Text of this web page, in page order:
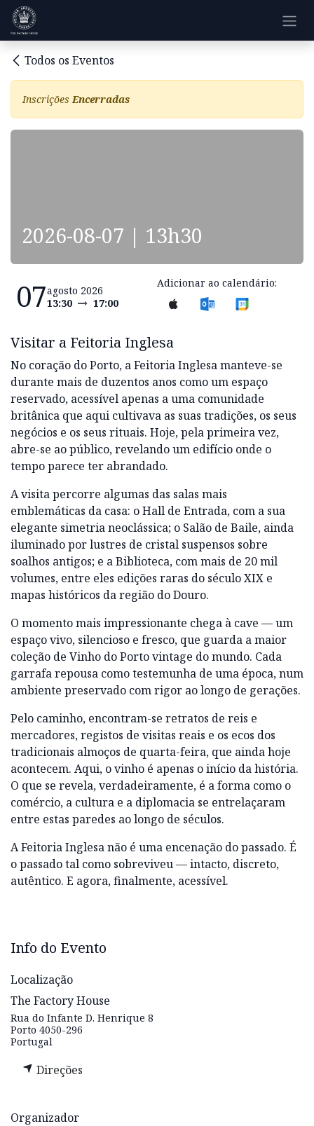
Pular para o conteúdo
Todos os Eventos
Inscrições Encerradas
2026-08-07 | 13h30
07agosto 2026
13:30
17:00
Adicionar ao calendário:
Visitar a Feitoria Inglesa
No coração do Porto, a Feitoria Inglesa manteve-se
durante mais de duzentos anos como um espaço
reservado, acessível apenas a uma comunidade
britânica que aqui cultivava as suas tradições, os seus
negócios e os seus rituais. Hoje, pela primeira vez,
abre-se ao público, revelando um edifício onde o
tempo parece ter abrandado.
A visita percorre algumas das salas mais
emblemáticas da casa: o Hall de Entrada, com a sua
elegante simetria neoclássica; o Salão de Baile, ainda
iluminado por lustres de cristal suspensos sobre
soalhos antigos; e a Biblioteca, com mais de 20 mil
volumes, entre eles edições raras do século XIX e
mapas históricos da região do Douro.
O momento mais impressionante chega à cave — um
espaço vivo, silencioso e fresco, que guarda a maior
coleção de Vinho do Porto vintage do mundo. Cada
garrafa repousa como testemunha de uma época, num
ambiente preservado com rigor ao longo de gerações.
Pelo caminho, encontram-se retratos de reis e
mercadores, registos de visitas reais e os ecos dos
tradicionais almoços de quarta-feira, que ainda hoje
acontecem. Aqui, o vinho é apenas o início da história.
O que se revela, verdadeiramente, é a forma como o
comércio, a cultura e a diplomacia se entrelaçaram
entre estas paredes ao longo de séculos.
A Feitoria Inglesa não é uma encenação do passado. É
o passado tal como sobreviveu — intacto, discreto,
autêntico. E agora, finalmente, acessível.
Info do Evento
Localização
The Factory House
Rua do Infante D. Henrique 8
Porto 4050-296
Portugal
Direções
Organizador